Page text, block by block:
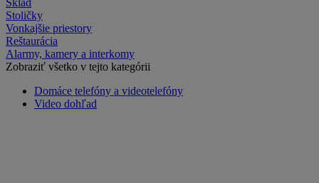
Sklad
Stoličky
Vonkajšie priestory
Reštaurácia
Alarmy, kamery a interkomy
Zobraziť všetko v tejto kategórii
Domáce telefóny a videotelefóny
Video dohľad